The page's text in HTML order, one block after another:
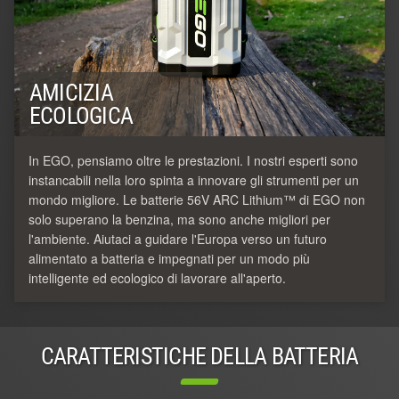
AMICIZIA
ECOLOGICA
In EGO, pensiamo oltre le prestazioni. I nostri esperti sono
instancabili nella loro spinta a innovare gli strumenti per un
mondo migliore. Le batterie 56V ARC Lithium™ di EGO non
solo superano la benzina, ma sono anche migliori per
l'ambiente. Aiutaci a guidare l'Europa verso un futuro
alimentato a batteria e impegnati per un modo più
intelligente ed ecologico di lavorare all'aperto.
CARATTERISTICHE DELLA BATTERIA